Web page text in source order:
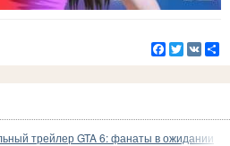
Facebook
Twitter
VK
трейлер GTA 6: фанаты в ожидании